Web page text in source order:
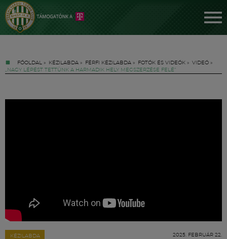
FŐOLDAL » KÉZILABDA » FÉRFI KÉZILABDA » FOTÓK ÉS VIDEÓK » VIDEÓ »
„NAGY LÉPÉST TETTÜNK A HARMADIK HELY MEGSZERZÉSE FELÉ”
KÉZILABDA 2025. FEBRUÁR 22.
Hírek
Labdarúgás